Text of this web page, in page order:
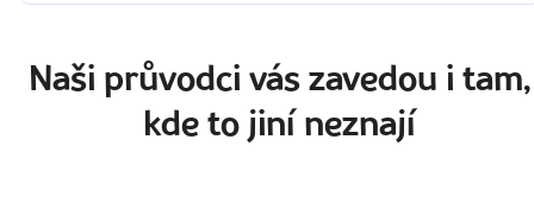
Naši průvodci vás zavedou i tam,
kde to jiní neznají